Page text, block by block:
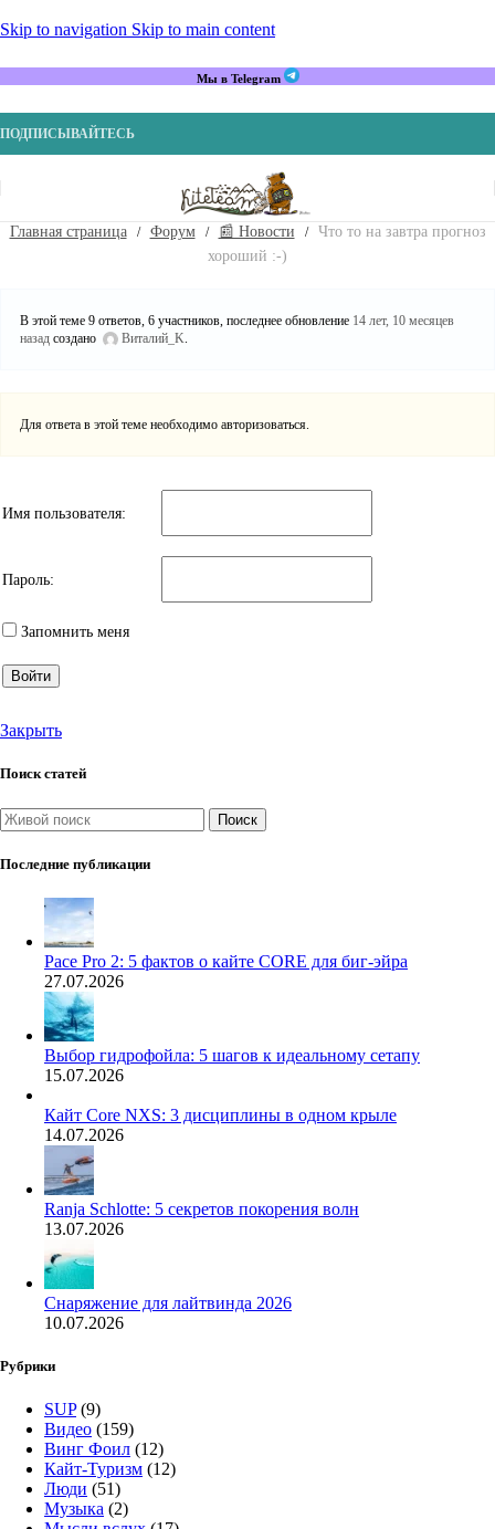
Skip to navigation Skip to main content
Мы в Telegram
ПОДПИСЫВАЙТЕСЬ
Главная страница Форум 📰 Новости
Что то на завтра прогноз
хороший :-)
В этой теме 9 ответов, 6 участников, последнее обновление 14 лет, 10 месяцев
назад создано Виталий_K.
Для ответа в этой теме необходимо авторизоваться.
Имя пользователя:
Пароль:
Запомнить меня
Войти
Закрыть
Поиск статей
Поиск
Последние публикации
Pace Pro 2: 5 фактов о кайте CORE для биг-эйра
27.07.2026
Выбор гидрофойла: 5 шагов к идеальному сетапу
15.07.2026
Кайт Core NXS: 3 дисциплины в одном крыле
14.07.2026
Ranja Schlotte: 5 секретов покорения волн
13.07.2026
Снаряжение для лайтвинда 2026
10.07.2026
Рубрики
SUP(9)
Видео (159)
Винг Фоил (12)
Кайт-Туризм (12)
Люди (51)
Музыка (2)